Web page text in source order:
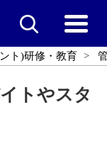
ト)研修・教育
トやスタ